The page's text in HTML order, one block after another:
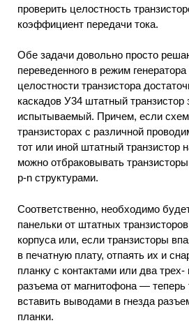
проверить целостность
коэффициент передачи тока.
Обе задачи довольно просто
переведенного в режим
целостности транзистора
каскадов У34 штатный транзистор
испытываемый. Причем, если
транзисторах с различной
тот или иной штатный транзистор
можно отбраковывать
p-n структурами.
Соответственно, необходимо
панельки от штатных
корпуса или, если транзисторы
в печатную плату, отпаять их и
планку с контактами или два
разъема от магнитофона —
вставить выводами в гнезда
планки.